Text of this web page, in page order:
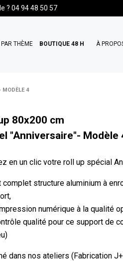
? 04 94 48 50 57
PAR THÈME BOUTIQUE 48 H À
MODÈLE 4
80x200 cm
"Anniversaire"- Modèle
en un clic votre roll up spécial
complet structure aluminium à
numérique à la qualité
qualité pour ce support de
dans nos ateliers (Fabrication